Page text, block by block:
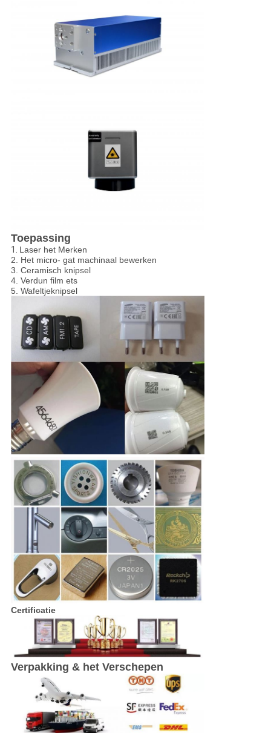
Toepassing
1. Laser het Merken
2. Het micro- gat machinaal bewerken
3. Ceramisch knipsel
4. Verdun film ets
5. Wafeltjeknipsel
Certificatie
Verpakking & het Verschepen